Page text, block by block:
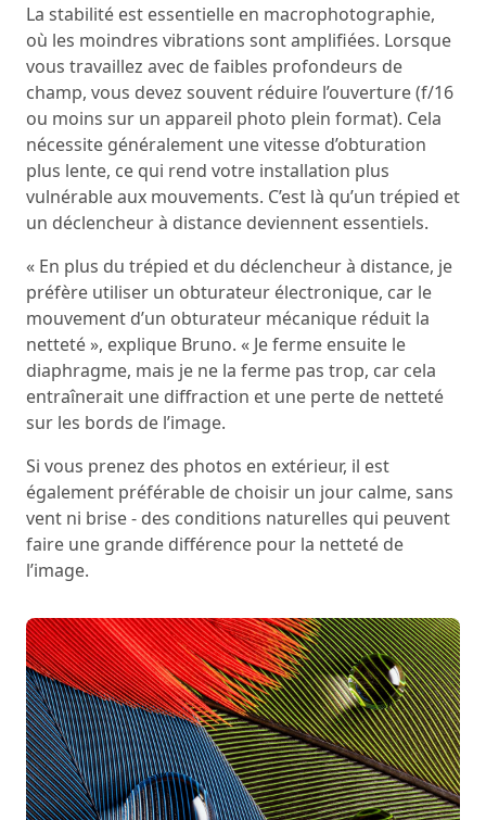
La stabilité est essentielle en macrophotographie,
où les moindres vibrations sont amplifiées. Lorsque
vous travaillez avec de faibles profondeurs de
champ, vous devez souvent réduire l’ouverture (f/16
ou moins sur un appareil photo plein format). Cela
nécessite généralement une vitesse d’obturation
plus lente, ce qui rend votre installation plus
vulnérable aux mouvements. C’est là qu’un trépied et
un déclencheur à distance deviennent essentiels.
« En plus du trépied et du déclencheur à distance, je
préfère utiliser un obturateur électronique, car le
mouvement d’un obturateur mécanique réduit la
netteté », explique Bruno. « Je ferme ensuite le
diaphragme, mais je ne la ferme pas trop, car cela
entraînerait une diffraction et une perte de netteté
sur les bords de l’image.
Si vous prenez des photos en extérieur, il est
également préférable de choisir un jour calme, sans
vent ni brise - des conditions naturelles qui peuvent
faire une grande différence pour la netteté de
l’image.